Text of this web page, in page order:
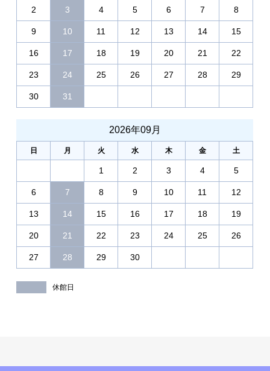
2 3 4 5 6 7 8
9 10 11 12 13 14 15
16 17 18 19 20 21 22
23 24 25 26 27 28 29
30 31
2026年09月
日 月 火 水 木 金 土
1 2 3 4 5
6 7 8 9 10 11 12
13 14 15 16 17 18 19
20 21 22 23 24 25 26
27 28 29 30
休館日